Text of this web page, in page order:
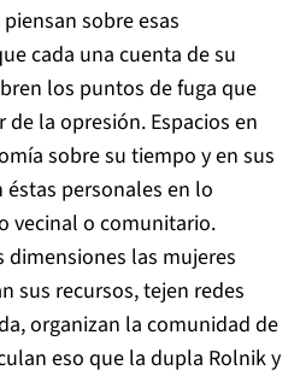
sobre esas
cada una cuenta de su
los puntos de fuga que
la opresión. Espacios en
sobre su tiempo y en sus
éstas personales en lo
vecinal o comunitario.
dimensiones las mujeres
sus recursos, tejen redes
organizan la comunidad de
eso que la dupla Rolnik y